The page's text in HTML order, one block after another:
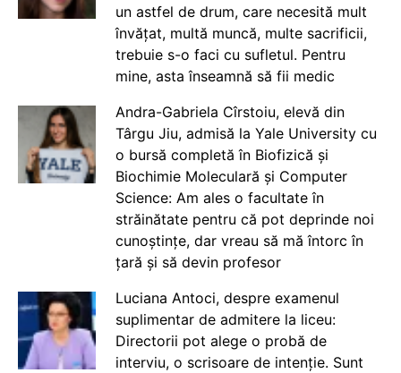
un astfel de drum, care necesită mult
învățat, multă muncă, multe sacrificii,
trebuie s-o faci cu sufletul. Pentru
mine, asta înseamnă să fii medic
Andra-Gabriela Cîrstoiu, elevă din
Târgu Jiu, admisă la Yale University cu
o bursă completă în Biofizică și
Biochimie Moleculară și Computer
Science: Am ales o facultate în
străinătate pentru că pot deprinde noi
cunoștințe, dar vreau să mă întorc în
țară și să devin profesor
Luciana Antoci, despre examenul
suplimentar de admitere la liceu:
Directorii pot alege o probă de
interviu, o scrisoare de intenție. Sunt